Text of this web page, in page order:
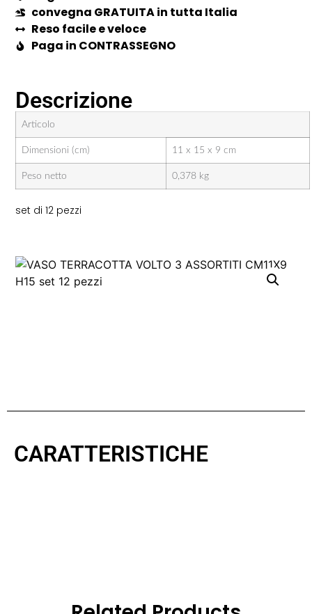
convegna GRATUITA in tutta Italia
Reso facile e veloce
Paga in CONTRASSEGNO
Descrizione
Articolo
Dimensioni (cm) 11 x 15 x 9 cm
Peso netto 0,378 kg
set di 12 pezzi
CARATTERISTICHE